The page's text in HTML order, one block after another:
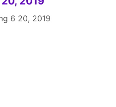
6 20, 2019